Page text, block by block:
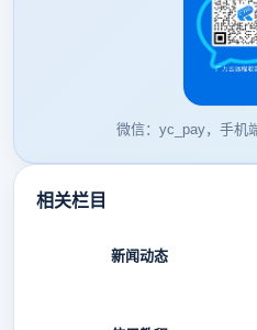
微信：yc_pay，手机
相关栏目
新闻动态